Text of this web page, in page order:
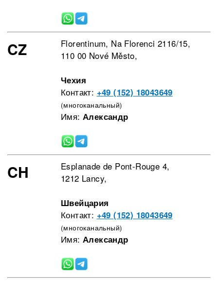
CZ
Florentinum, Na Florenci 2116/15,
110 00 Nové Město,
Чехия
Контакт: +49 (152) 18043649
(многоканальный)
Имя: Александр
CH
Esplanade de Pont-Rouge 4,
1212 Lancy,
Швейцария
Контакт: +49 (152) 18043649
(многоканальный)
Имя: Александр